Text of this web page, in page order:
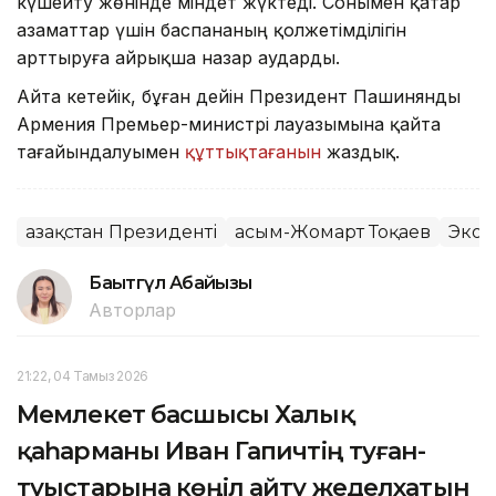
азаматтар үшін баспананың қолжетімділігін
арттыруға айрықша назар аударды.
Айта кетейік, бұған дейін Президент Пашинянды
Армения Премьер-министрі лауазымына қайта
тағайындалуымен құттықтағанын жаздық.
Қазақстан Президенті Қасым-Жомарт Тоқаев
Бақытгүл Абайқызы
Авторлар
21:22, 04 Тамыз 2026
Мемлекет басшысы Халық
қаһарманы Иван Гапичтің туған-
туыстарына көңіл айту жеделхатын